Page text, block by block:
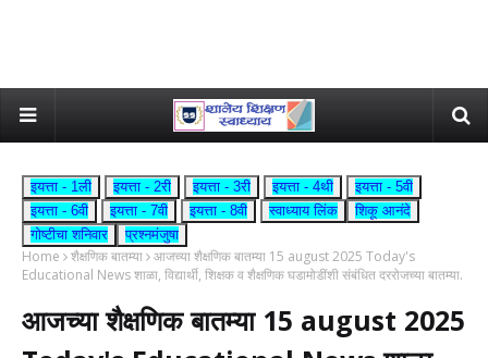
इयत्ता - 1ली इयत्ता - 2री इयत्ता - 3री इयत्ता - 4थी
इयत्ता - 5वी
इयत्ता - 6वी
इयत्ता - 7वी इयत्ता - 8वी स्वाध्याय लिंक
शिकू आनंदे
गोष्टीचा शनिवार
प्रश्नमंजुषा
Home शैक्षणिक बातम्या आजच्या शैक्षणिक बातम्या 15 august 2025 Today's
Educational News शाळा, विद्यार्थी, शिक्षक व शैक्षणिक घडामोडींशी संबंधित दररोजच्या बातम्या.
आजच्या शैक्षणिक बातम्या 15 august 2025